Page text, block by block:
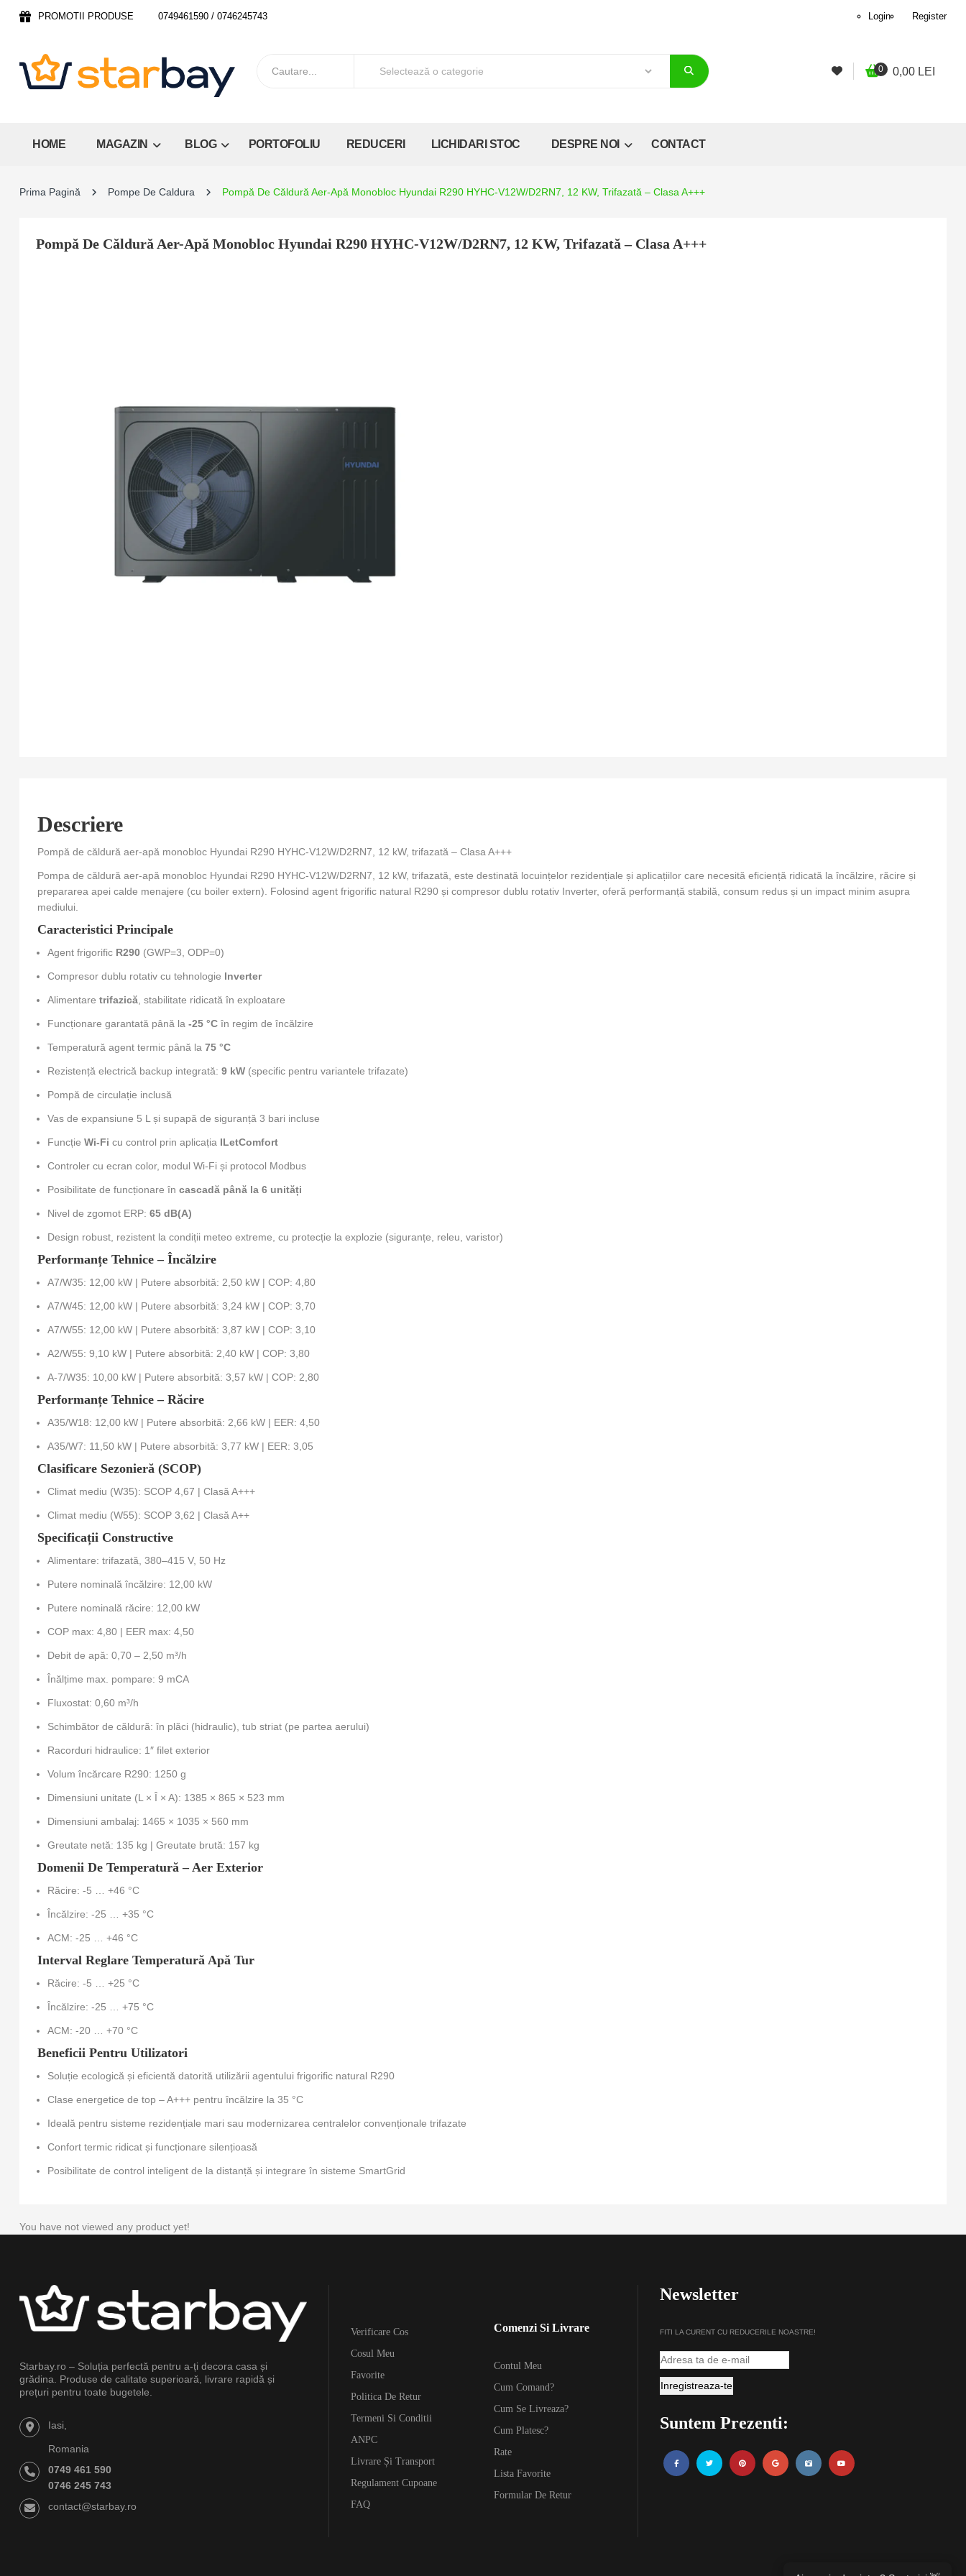
PROMOTII PRODUSE 0749461590 / 0746245743 Login Register
0 0,00 LEI
HOME MAGAZIN BLOG PORTOFOLIU REDUCERI LICHIDARI STOC DESPRE NOI CONTACT
Prima Pagină Pompe De Caldura Pompă De Căldură Aer-Apă Monobloc Hyundai R290 HYHC-V12W/D2RN7, 12 KW, Trifazată – Clasa A+++
Pompă De Căldură Aer-Apă Monobloc Hyundai R290 HYHC-V12W/D2RN7, 12 KW, Trifazată – Clasa A+++
Descriere
Pompă de căldură aer-apă monobloc Hyundai R290 HYHC-V12W/D2RN7, 12 kW, trifazată – Clasa A+++
Pompa de căldură aer-apă monobloc Hyundai R290 HYHC-V12W/D2RN7, 12 kW, trifazată, este destinată locuințelor rezidențiale și aplicațiilor care necesită eficiență ridicată la încălzire, răcire și
prepararea apei calde menajere (cu boiler extern). Folosind agent frigorific natural R290 și compresor dublu rotativ Inverter, oferă performanță stabilă, consum redus și un impact minim asupra
mediului.
Caracteristici Principale
Agent frigorific R290 (GWP=3, ODP=0)
Compresor dublu rotativ cu tehnologie Inverter
Alimentare trifazică , stabilitate ridicată în exploatare
Funcționare garantată până la -25 °C în regim de încălzire
Temperatură agent termic până la 75 °C
Rezistență electrică backup integrată: 9 kW (specific pentru variantele trifazate)
Pompă de circulație inclusă
Vas de expansiune 5 L și supapă de siguranță 3 bari incluse
Funcție Wi-Fi cu control prin aplicația ILetComfort
Controler cu ecran color, modul Wi-Fi și protocol Modbus
Posibilitate de funcționare în cascadă până la 6 unități
Nivel de zgomot ERP: 65 dB(A)
Design robust, rezistent la condiții meteo extreme, cu protecție la explozie (siguranțe, releu, varistor)
Performanțe Tehnice – Încălzire
A7/W35: 12,00 kW | Putere absorbită: 2,50 kW | COP: 4,80
A7/W45: 12,00 kW | Putere absorbită: 3,24 kW | COP: 3,70
A7/W55: 12,00 kW | Putere absorbită: 3,87 kW | COP: 3,10
A2/W55: 9,10 kW | Putere absorbită: 2,40 kW | COP: 3,80
A-7/W35: 10,00 kW | Putere absorbită: 3,57 kW | COP: 2,80
Performanțe Tehnice – Răcire
A35/W18: 12,00 kW | Putere absorbită: 2,66 kW | EER: 4,50
A35/W7: 11,50 kW | Putere absorbită: 3,77 kW | EER: 3,05
Clasificare Sezonieră (SCOP)
Climat mediu (W35): SCOP 4,67 | Clasă A+++
Climat mediu (W55): SCOP 3,62 | Clasă A++
Specificații Constructive
Alimentare: trifazată, 380–415 V, 50 Hz
Putere nominală încălzire: 12,00 kW
Putere nominală răcire: 12,00 kW
COP max: 4,80 | EER max: 4,50
Debit de apă: 0,70 – 2,50 m³/h
Înălțime max. pompare: 9 mCA
Fluxostat: 0,60 m³/h
Schimbător de căldură: în plăci (hidraulic), tub striat (pe partea aerului)
Racorduri hidraulice: 1″ filet exterior
Volum încărcare R290: 1250 g
Dimensiuni unitate (L × Î × A): 1385 × 865 × 523 mm
Dimensiuni ambalaj: 1465 × 1035 × 560 mm
Greutate netă: 135 kg | Greutate brută: 157 kg
Domenii De Temperatură – Aer Exterior
Răcire: -5 … +46 °C
Încălzire: -25 … +35 °C
ACM: -25 … +46 °C
Interval Reglare Temperatură Apă Tur
Răcire: -5 … +25 °C
Încălzire: -25 … +75 °C
ACM: -20 … +70 °C
Beneficii Pentru Utilizatori
Soluție ecologică și eficientă datorită utilizării agentului frigorific natural R290
Clase energetice de top – A+++ pentru încălzire la 35 °C
Ideală pentru sisteme rezidențiale mari sau modernizarea centralelor convenționale trifazate
Confort termic ridicat și funcționare silențioasă
Posibilitate de control inteligent de la distanță și integrare în sisteme SmartGrid
You have not viewed any product yet!
Starbay.ro – Soluția perfectă pentru a-ți decora casa și
grădina. Produse de calitate superioară, livrare rapidă și
prețuri pentru toate bugetele.
Iasi,
Romania
0749 461 590
0746 245 743
contact@starbay.ro
Verificare Cos
Cosul Meu
Favorite
Politica De Retur
Termeni Si Conditii
ANPC
Livrare Și Transport
Regulament Cupoane
FAQ
Comenzi Si Livrare
Contul Meu
Cum Comand?
Cum Se Livreaza?
Cum Platesc?
Rate
Lista Favorite
Formular De Retur
Newsletter
FITI LA CURENT CU REDUCERILE NOASTRE!
Suntem Prezenti: